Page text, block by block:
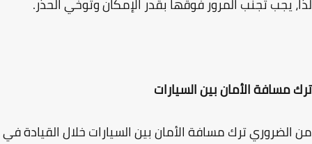
مسافة الأمان بين السيارات
ترك مسافة الأمان بين السيارات خلال القيادة في